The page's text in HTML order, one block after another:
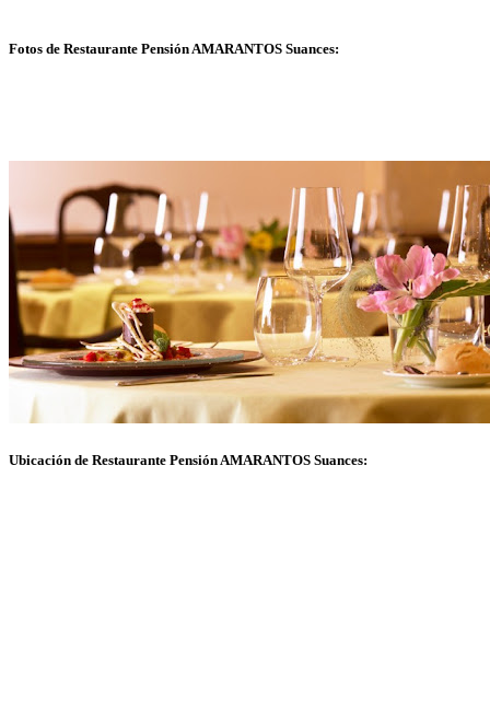
Fotos de Restaurante Pensión AMARANTOS Suances:
Ubicación de Restaurante Pensión AMARANTOS Suances: